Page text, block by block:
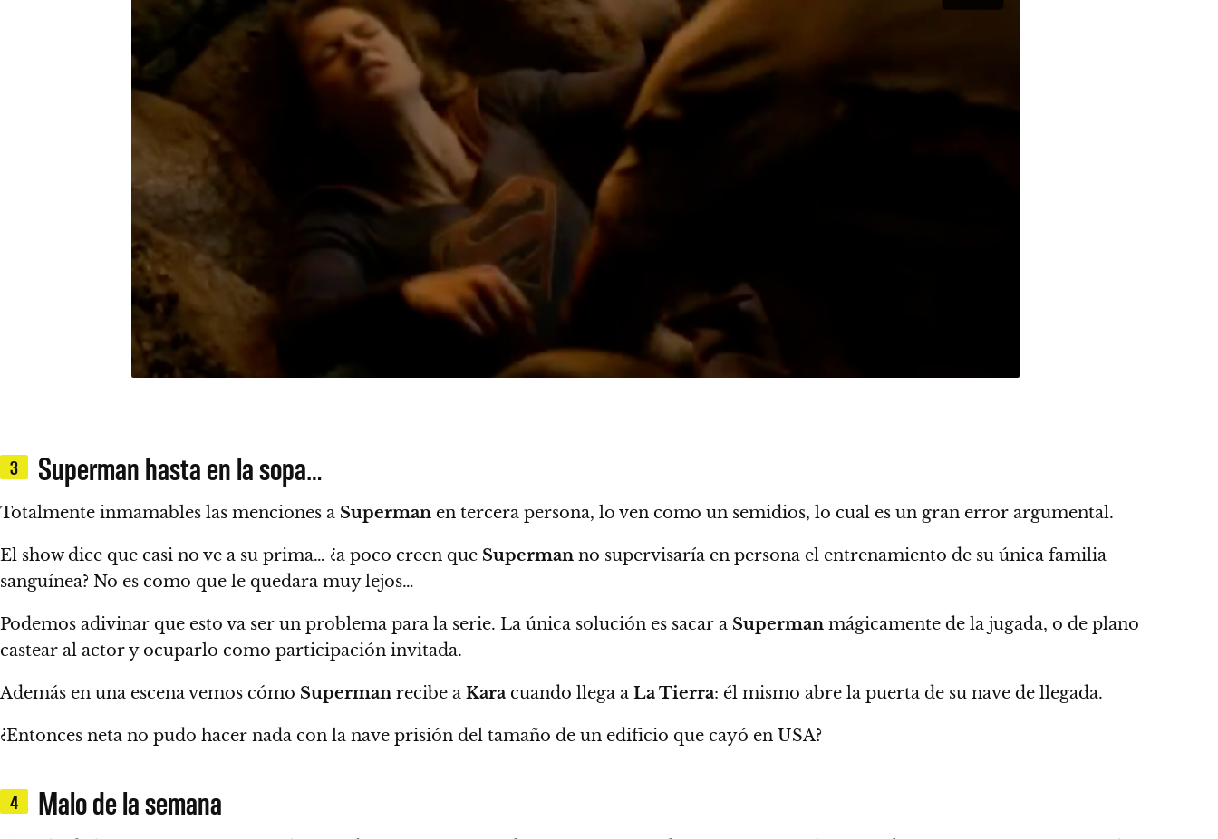
3 Superman hasta en la sopa…
Totalmente inmamables las menciones a Superman en tercera persona, lo ven como un semidios, lo cual es un gran error argumental.
El show dice que casi no ve a su prima… ¿a poco creen que Superman no supervisaría en persona el entrenamiento de su única familia
sanguínea? No es como que le quedara muy lejos…
Podemos adivinar que esto va ser un problema para la serie. La única solución es sacar a Superman mágicamente de la jugada, o de plano
castear al actor y ocuparlo como participación invitada.
Además en una escena vemos cómo Superman recibe a Kara cuando llega a La Tierra: él mismo abre la puerta de su nave de llegada.
¿Entonces neta no pudo hacer nada con la nave prisión del tamaño de un edificio que cayó en USA?
4 Malo de la semana